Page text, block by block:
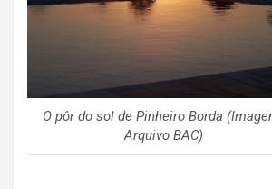
O pôr do sol de Pinheiro Borda
Arquivo BAC)